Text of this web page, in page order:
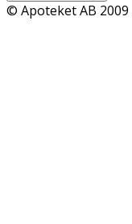
© Apoteket AB 2009